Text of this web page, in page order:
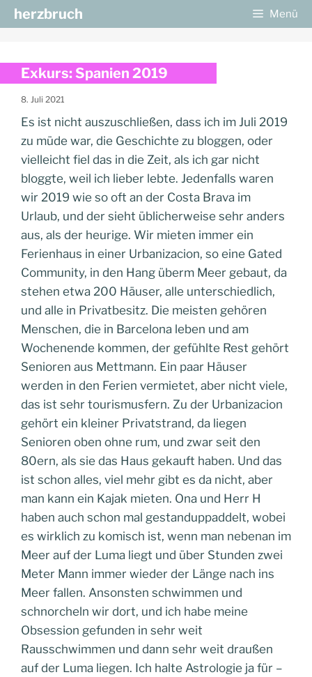
Zum
Inhalt
herzbruch Menü
Exkurs: Spanien 2019
8. Juli 2021
Es ist nicht auszuschließen, dass ich im Juli 2019
zu müde war, die Geschichte zu bloggen, oder
vielleicht fiel das in die Zeit, als ich gar nicht
bloggte, weil ich lieber lebte. Jedenfalls waren
wir 2019 wie so oft an der Costa Brava im
Urlaub, und der sieht üblicherweise sehr anders
aus, als der heurige. Wir mieten immer ein
Ferienhaus in einer Urbanizacion, so eine Gated
Community, in den Hang überm Meer gebaut, da
stehen etwa 200 Häuser, alle unterschiedlich,
und alle in Privatbesitz. Die meisten gehören
Menschen, die in Barcelona leben und am
Wochenende kommen, der gefühlte Rest gehört
Senioren aus Mettmann. Ein paar Häuser
werden in den Ferien vermietet, aber nicht viele,
das ist sehr tourismusfern. Zu der Urbanizacion
gehört ein kleiner Privatstrand, da liegen
Senioren oben ohne rum, und zwar seit den
80ern, als sie das Haus gekauft haben. Und das
ist schon alles, viel mehr gibt es da nicht, aber
man kann ein Kajak mieten. Ona und Herr H
haben auch schon mal gestanduppaddelt, wobei
es wirklich zu komisch ist, wenn man nebenan im
Meer auf der Luma liegt und über Stunden zwei
Meter Mann immer wieder der Länge nach ins
Meer fallen. Ansonsten schwimmen und
schnorcheln wir dort, und ich habe meine
Obsession gefunden in sehr weit
Rausschwimmen und dann sehr weit draußen
auf der Luma liegen. Ich halte Astrologie ja für –